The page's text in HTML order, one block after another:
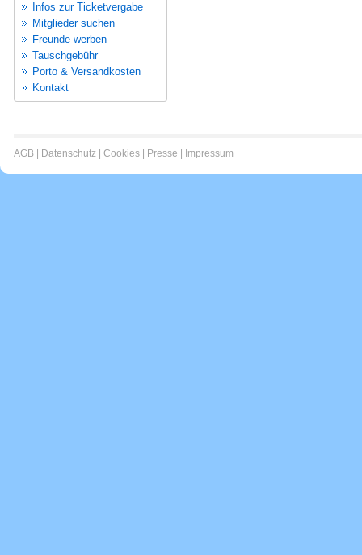
Infos zur Ticketvergabe
Mitglieder suchen
Freunde werben
Tauschgebühr
Porto & Versandkosten
Kontakt
AGB Datenschutz Cookies Presse Impressum